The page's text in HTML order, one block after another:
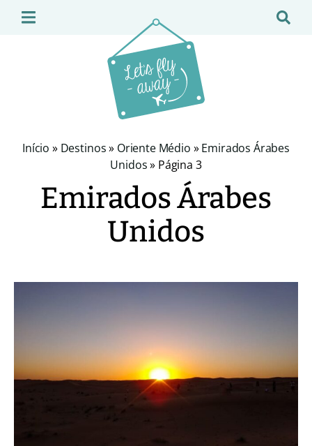
Início » Destinos» Oriente Médio »Emirados Árabes
Unidos» Página 3
Emirados Árabes
Unidos